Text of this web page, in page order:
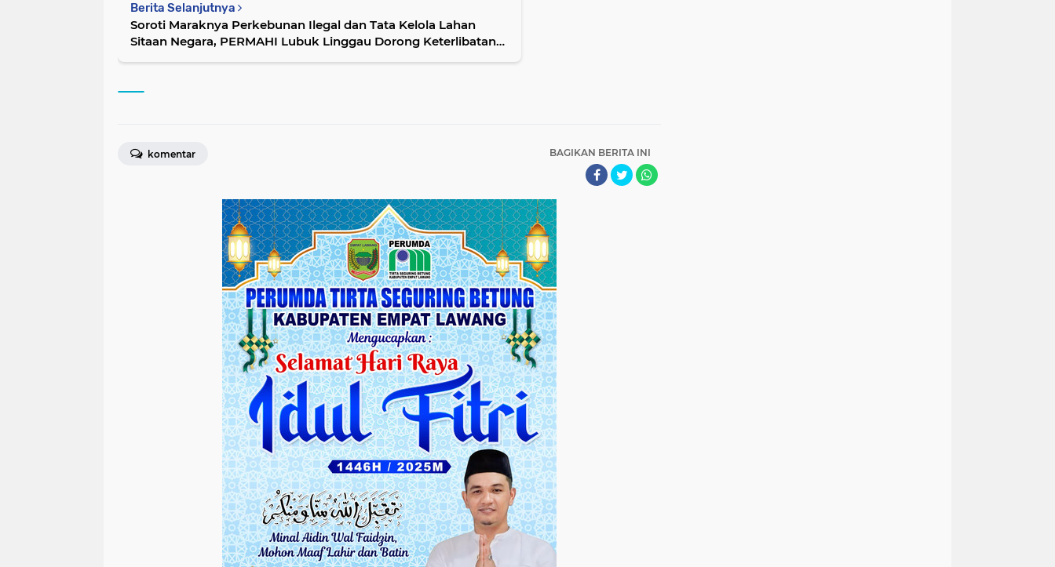
Berita Selanjutnya
Soroti Maraknya Perkebunan Ilegal dan Tata Kelola Lahan
Sitaan Negara, PERMAHI Lubuk Linggau Dorong Keterlibatan
BAGIKAN BERITA INI
komentar